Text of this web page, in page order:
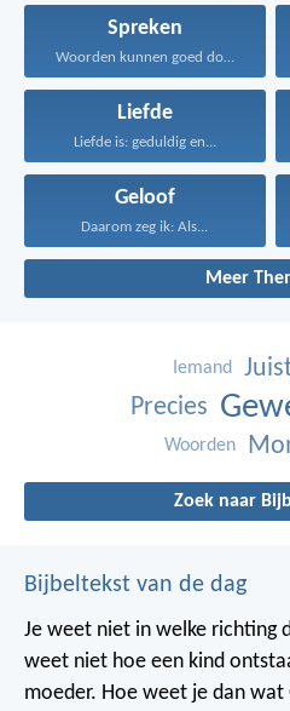
Spreken
Woorden kunnen goed doen...
Liefde
Liefde is: geduldig en...
Geloof
Daarom zeg ik: Als...
Meer
Iemand
Precies
Woorden
Zoek naar
Bijbeltekst van de dag
Je weet niet in welke richting
weet niet hoe een kind
moeder. Hoe weet je dan wat